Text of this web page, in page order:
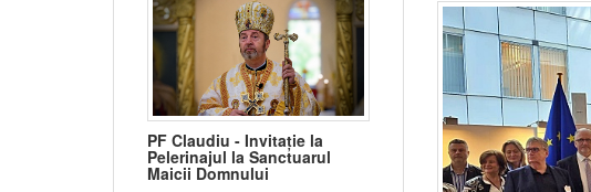
PF Claudiu - Invitație la
Pelerinajul la Sanctuarul
Maicii Domnului